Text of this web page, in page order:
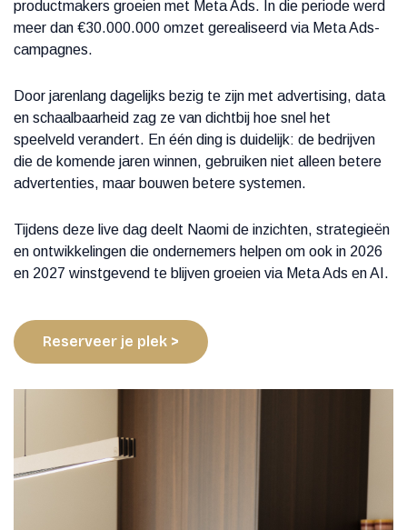
productmakers groeien met Meta Ads. In die periode werd
meer dan €30.000.000 omzet gerealiseerd via Meta Ads-
campagnes.
Door jarenlang dagelijks bezig te zijn met advertising, data
en schaalbaarheid zag ze van dichtbij hoe snel het
speelveld verandert. En één ding is duidelijk: de bedrijven
die de komende jaren winnen, gebruiken niet alleen betere
advertenties, maar bouwen betere systemen.
Tijdens deze live dag deelt Naomi de inzichten, strategieën
en ontwikkelingen die ondernemers helpen om ook in 2026
en 2027 winstgevend te blijven groeien via Meta Ads en AI.
Reserveer je plek >